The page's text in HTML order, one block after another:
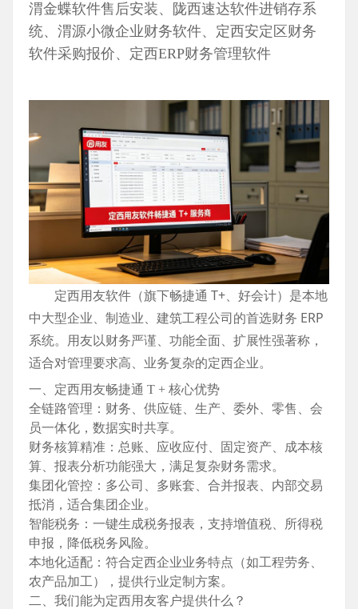
渭金蝶软件售后安装、陇西速达软件进销存系
统、渭源小微企业财务软件、定西安定区财务
软件采购报价、定西ERP财务管理软件
定西用友软件 （旗下畅捷通 T+、好会计）是本地
中大型企业、制造业、建筑工程公司的首选财务 ERP
系统。用友以财务严谨、功能全面、扩展性强著称，
适合对管理要求高、业务复杂的定西企业。
一、定西用友畅捷通 T + 核心优势
全链路管理 ：财务、供应链、生产、委外、零售、会
员一体化，数据实时共享。
财务核算精准 ：总账、应收应付、固定资产、成本核
算、报表分析功能强大，满足复杂财务需求。
集团化管控 ：多公司、多账套、合并报表、内部交易
抵消，适合集团企业。
智能税务 ：一键生成税务报表，支持增值税、所得税
申报，降低税务风险。
本地化适配 ：符合定西企业业务特点（如工程劳务、
农产品加工），提供行业定制方案。
二、我们能为定西用友客户提供什么？